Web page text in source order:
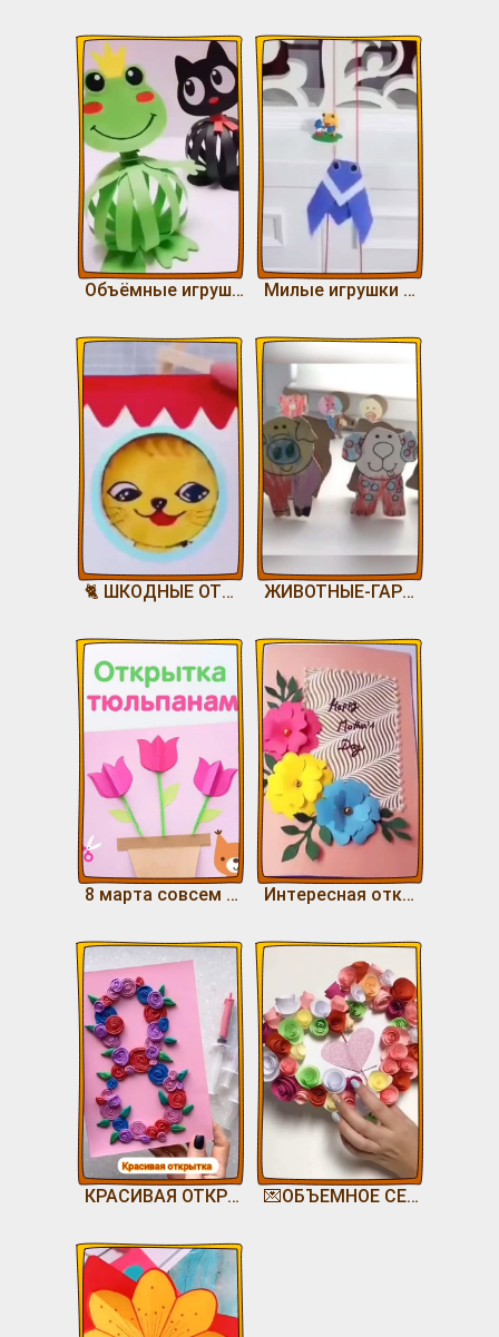
Объёмные игрушки попрыгушки Милые игрушки ползунки
🐈 ШКОДНЫЕ ОТКРЫТКИ 🐈 ЖИВОТНЫЕ-ГАРМОШКИ🐷🐘🐯
8 марта совсем близко 😊✨ Интересная открытка букет на 8 марта 💐
КРАСИВАЯ ОТКРЫТКА💖 💌ОБЪЕМНОЕ СЕРДЕЧКО💖